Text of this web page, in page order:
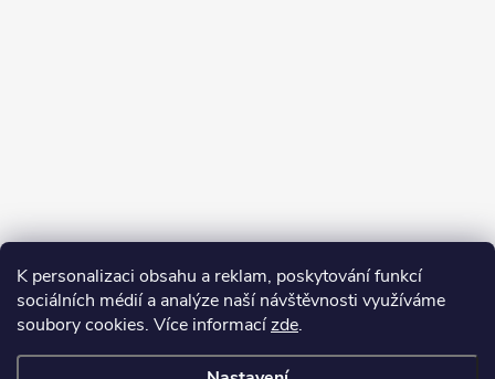
K personalizaci obsahu a reklam, poskytování funkcí
sociálních médií a analýze naší návštěvnosti využíváme
soubory cookies. Více informacízde.